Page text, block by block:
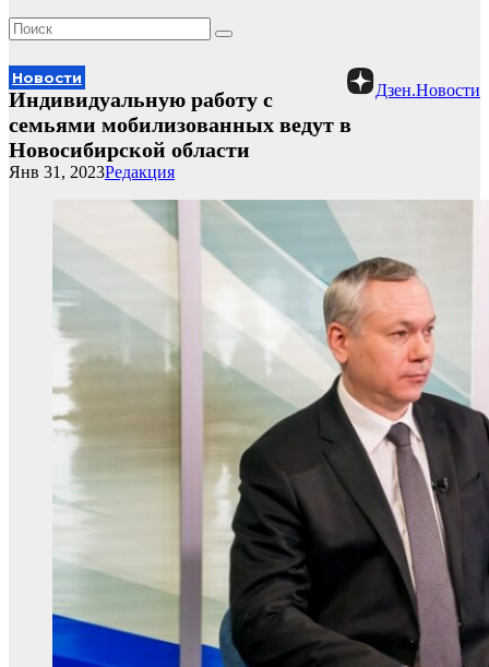
Дзен.Новости
Новости
Индивидуальную работу с
семьями мобилизованных ведут в
Новосибирской области
Редакция
Янв 31, 2023